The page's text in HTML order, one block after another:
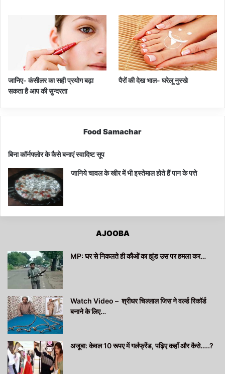
जानिए- कंसीलर का सही प्रयोग बढ़ा
सकता है आप की सुन्दरता
पैरों की देख भाल- घरेलू नुस्खे
Food Samachar
बिना कॉर्नफ्लोर के कैसे बनाएं स्वादिष्ट सूप
जानिये चावल के खीर में भी इस्तेमाल होते हैं पान के पत्ते
AJOOBA
MP: घर से निकलते ही कौओं का झुंड उस पर हमला कर…
Watch Video – श्रीधर चिल्लाल जिस ने वर्ल्ड रिकॉर्ड
बनाने के लिए…
अजूबा: केवल 10 रूपए में गर्लफ्रेंड, पढ़िए कहाँ और कैसे…..?